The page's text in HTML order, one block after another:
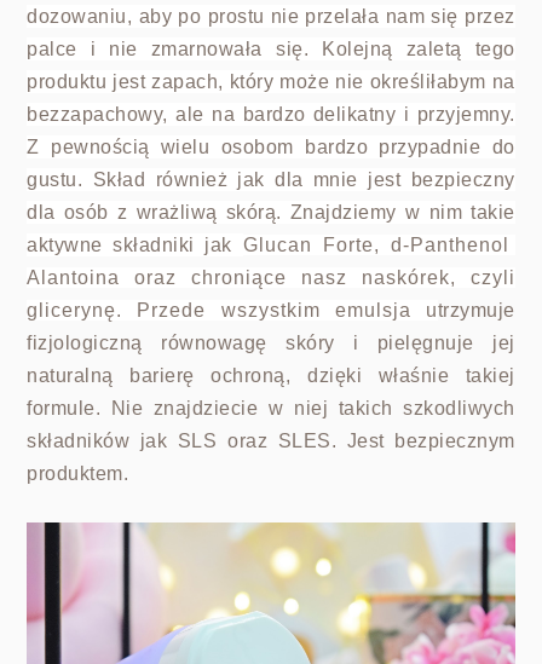
dozowaniu, aby po prostu nie przelała nam się przez
palce i nie zmarnowała się. Kolejną zaletą tego
produktu jest zapach, który może nie określiłabym na
bezzapachowy, ale na bardzo delikatny i przyjemny.
Z pewnością wielu osobom bardzo przypadnie do
gustu. Skład również jak dla mnie jest bezpieczny
dla osób z wrażliwą skórą. Znajdziemy w nim takie
aktywne składniki jak Glucan Forte, d-Panthenol
Alantoina oraz chroniące nasz naskórek, czyli
glicerynę. Przede wszystkim emulsja utrzymuje
fizjologiczną równowagę skóry i pielęgnuje jej
naturalną barierę ochroną, dzięki właśnie takiej
formule. Nie znajdziecie w niej takich szkodliwych
składników jak SLS oraz SLES. Jest bezpiecznym
produktem.